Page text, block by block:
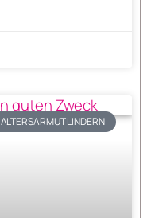
ALTERSARMUT LINDERN